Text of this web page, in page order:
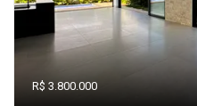
R$ 3.800.000